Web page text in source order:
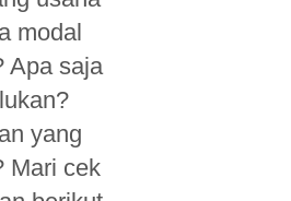
modal
Apa saja
yang
Mari cek